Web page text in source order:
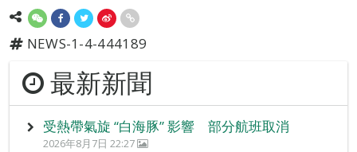
NEWS-1-4-444189
最新新聞
受熱帶氣旋 “白海豚” 影響 部分航班取消
2026年8月7日 22:27